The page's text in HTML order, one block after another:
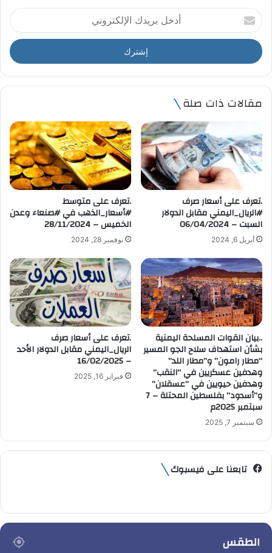
أ
د
خ
ل
ر
د
ل
إ
ل
ر
و
ي
مقالات ذات صلة
.تعرف على أسعار صرف
#الريال_اليمني مقابل الدولار
السبت – 06/04/2024
أبريل 6, 2024
.تعرف على متوسط
#أسعار_الذهب في #صنعاء وعدن
الخميس – 28/11/2024
نوفمبر 28, 2024
..بيان القوات المسلحة اليمنية
بشأن استهداف سلاح الجو المسير
“مطار رامون” و”مطار اللد”
وهدفين عسكريين في “النقب”
وهدفين حيويين في “عسقلان”
و”أسدود” بفلسطين المحتلة – 7
سبتمبر 2025م
سبتمبر 7, 2025
.تعرف على أسعار صرف
الريال_اليمني مقابل الدولار الأحد
– 16/02/2025
فبراير 16, 2025
تابعنا على فيسبوك
الطقس